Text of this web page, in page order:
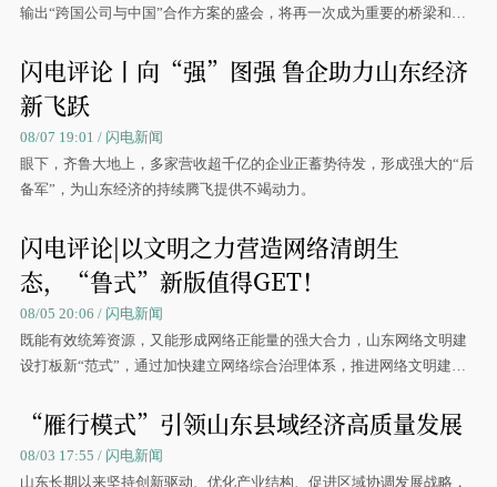
输出“跨国公司与中国”合作方案的盛会，将再一次成为重要的桥梁和纽
机遇。
闪电评论丨向“强”图强 鲁企助力山东经济
新飞跃
08/07 19:01 / 闪电新闻
眼下，齐鲁大地上，多家营收超千亿的企业正蓄势待发，形成强大的“后
备军”，为山东经济的持续腾飞提供不竭动力。
闪电评论|以文明之力营造网络清朗生
态，“鲁式”新版值得GET！
08/05 20:06 / 闪电新闻
既能有效统筹资源，又能形成网络正能量的强大合力，山东网络文明建
设打板新“范式”，通过加快建立网络综合治理体系，推进网络文明建设
“雁行模式”引领山东县域经济高质量发展
08/03 17:55 / 闪电新闻
山东长期以来坚持创新驱动、优化产业结构、促进区域协调发展战略，